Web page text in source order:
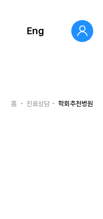
Eng
홈 진료상담 학회추천병원